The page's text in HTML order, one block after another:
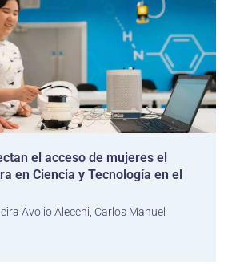
el acceso de mujeres el
en Ciencia y Tecnología en el
Avolio Alecchi, Carlos Manuel